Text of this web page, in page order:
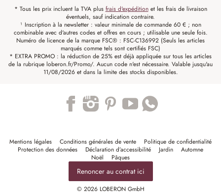
* Tous les prix incluent la TVA plus frais d'expéditionet les frais de livraison
éventuels, sauf indication contraire.
¹ Inscription à la newsletter : valeur minimale de commande 60 € ; non
combinable avec d'autres codes et offres en cours ; utilisable une seule fois.
Numéro de licence de la marque FSC® : FSC-C136992 (Seuls les articles
marqués comme tels sont certifiés FSC)
* EXTRA PROMO : la réduction de 25% est déjà appliquée sur tous les articles
de la rubrique loberon.fr/Promo/. Aucun code n'est nécessaire. Valable jusqu'au
11/08/2026 et dans la limite des stocks disponibles.
Mentions légales Conditions générales de vente
Politique de confidentialité
Protection des données
Déclaration d’accessibilité Jardin
Automne
Noël
Pâques
Renoncer au contrat ici
© 2026 LOBERON GmbH